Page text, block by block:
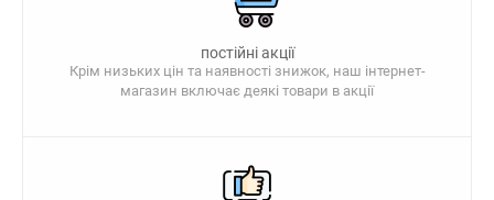
постійні акції
Крім низьких цін та наявності знижок, наш інтернет-
магазин включає деякі товари в акції